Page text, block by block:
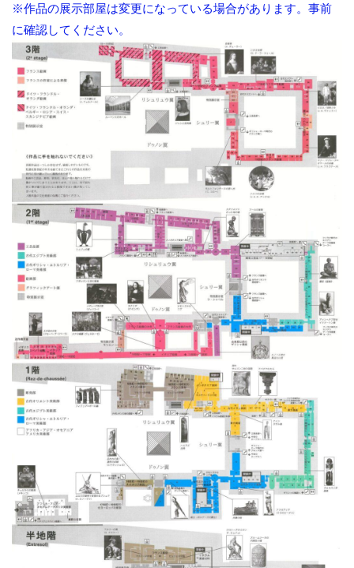
※作品の展示部屋は変更になっている場合があります。事前
に確認してください。